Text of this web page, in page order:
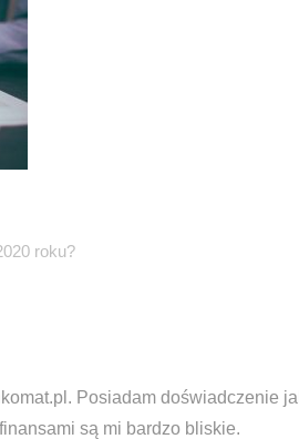
roku?
Posiadam doświadczenie
są mi bardzo bliskie.